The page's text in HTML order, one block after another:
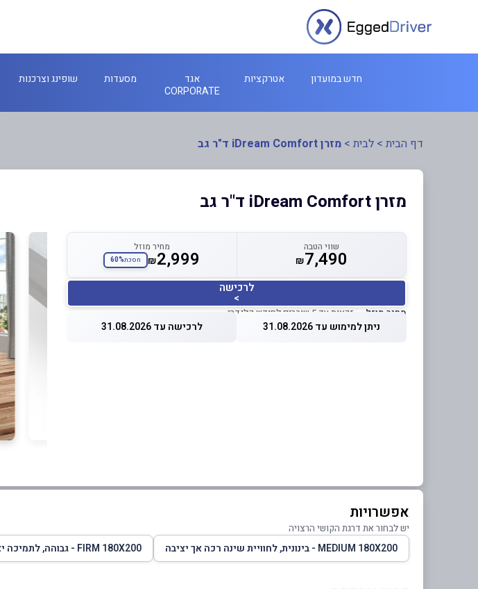
חדש במועדון אטרקציות
אגד
CORPORATE
מסעדות שופינג וצרכנות
דף הבית > לבית > מזרן iDream Comfort ד"ר גב
מזרן iDream Comfort ד"ר גב
שווי הטבה
₪7,490
מחיר מוזל
₪2,999 חסכת60%
לרכישה
>
מחיר מוזל — זכאות עד 5 שוברים לחודש קלנדרי
ניתן למימוש עד 31.08.2026 לרכישה עד 31.08.2026
אפשרויות
יש לבחור את דרגת הקושי הרצויה
MEDIUM 180X200 - בינונית, לחוויית שינה רכה אך יציבה FIRM 180X200 - גבוהה, לתמיכה יציבה במיוחד